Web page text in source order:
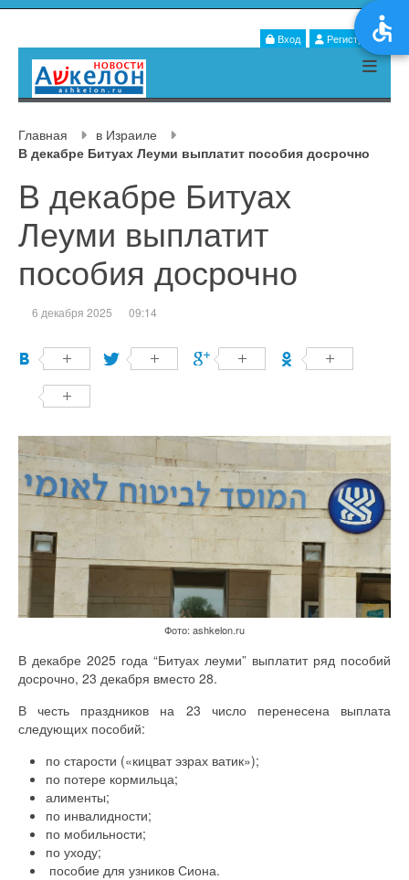
Вход Регистрация
Главная
в Израиле
В декабре Битуах Леуми выплатит пособия досрочно
В декабре Битуах
Леуми выплатит
пособия досрочно
6 декабря 2025 09:14
Фото: ashkelon.ru
В декабре 2025 года “Битуах леуми” выплатит ряд пособий
досрочно, 23 декабря вместо 28.
В честь праздников на 23 число перенесена выплата
следующих пособий:
по старости («кицват эзрах ватик»);
по потере кормильца;
алименты;
по инвалидности;
по мобильности;
по уходу;
пособие для узников Сиона.